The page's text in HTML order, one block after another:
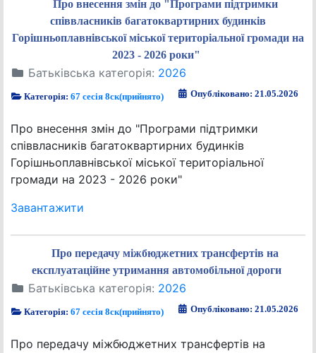
Про внесення змін до "Програми підтримки
співвласників багатоквартирних будинків
Горішньоплавнівської міської територіальної громади на
2023 - 2026 роки"
Батьківська категорія: 2026
Категорія:67 сесія 8ск(прийнято) Опубліковано: 21.05.2026
Про внесення змін до "Програми підтримки
співвласників багатоквартирних будинків
Горішньоплавнівської міської територіальної
громади на 2023 - 2026 роки"
Завантажити
Про передачу міжбюджетних трансфертів на
експлуатаційне утримання автомобільної дороги
Батьківська категорія: 2026
Категорія:67 сесія 8ск(прийнято) Опубліковано: 21.05.2026
Про передачу міжбюджетних трансфертів на